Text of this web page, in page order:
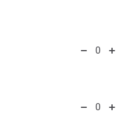
0
0